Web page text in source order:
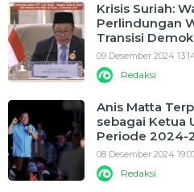
Krisis Suriah:
Perlindungan
Transisi
09 Desember 2024
Redaksi
Anis Matta
sebagai Ketua
Periode 2024-
08 Desember 2024
Redaksi